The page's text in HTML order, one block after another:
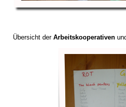
Übersicht der Arbeitskooperativen